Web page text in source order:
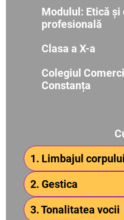
Modulul: Etică
profesională
Clasa a X-a
Colegiul
Constanța
1. Limbajul corpului
2. Gestica
3. Tonalitatea vocii